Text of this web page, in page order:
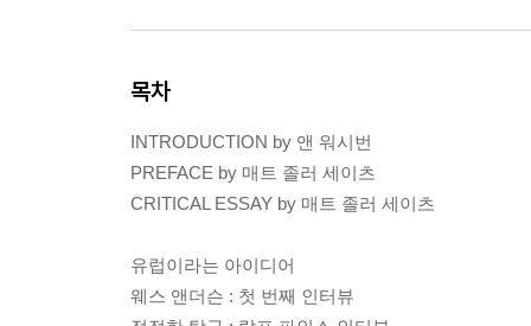
목차
INTRODUCTION by 앤 워시번
PREFACE by 매트 졸러 세이츠
CRITICAL ESSAY by 매트 졸러 세이츠
유럽이라는 아이디어
웨스 앤더슨 : 첫 번째 인터뷰